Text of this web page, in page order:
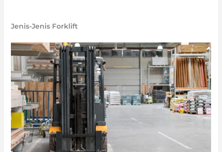
Jenis-Jenis Forklift